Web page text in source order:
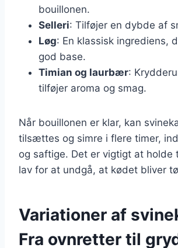
bouillonen.
Selleri: Tilføjer en dybde af
Løg: En klassisk ingrediens,
god base.
Timian og laurbær:
tilføjer aroma og smag.
Når bouillonen er klar, kan
tilsættes og simre i flere timer,
og saftige. Det er vigtigt at holde
lav for at undgå, at kødet bliver
Variationer af
Fra ovnretter til